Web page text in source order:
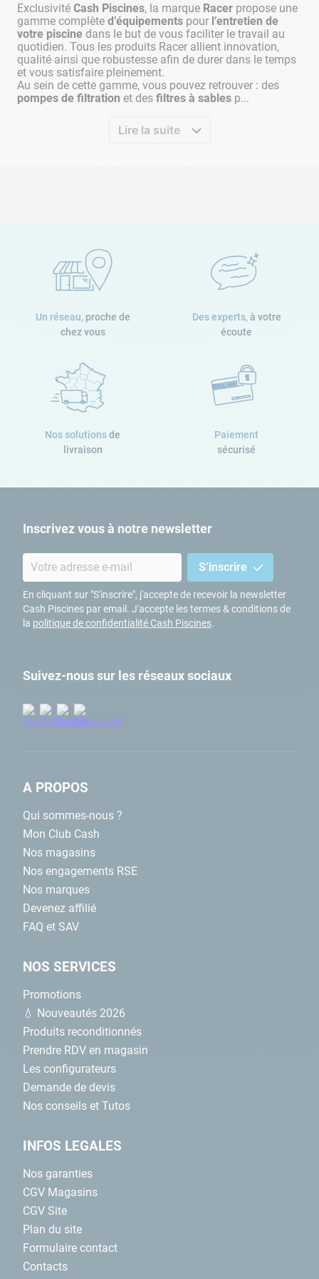
sur “ON” à 08h00, la pompe fonctionnera durant 2 heures sur
une période de 24 heures (la lumière ‘’2h’’ clignotera, jusqu’à
ce que la pompe s’arrête). La pompe se remettra en marche à
08h00, pendant deux heures, le jour suivant.
pendant 3 secondes (le signal “Indicateur Cycle Unique”
pompe fonctionnera pendant 2h, puis s’arrêtera jusqu’à ce
que la pompe soit de nouveau mise en marche.
La pompe peut fonctionner dans un environnement de
maximum 40 degrés
. Lorsque votre pompe est dans un
coffre, nous vous conseillons de
créer une ventilation
ou de laisser ce dernier
chaleurs.
Exclusivité Cash Piscines, la marque Racer propose une
gamme complète d’équipements pour l’entretien de
votre piscine dans le but de vous faciliter le travail au
quotidien. Tous les produits Racer allient innovation,
qualité ainsi que robustesse afin de durer dans le temps
et vous satisfaire pleinement.
Au sein de cette gamme, vous pouvez retrouver : des
pompes de filtration et des filtres à sables p...
Lire la suite
Un réseau, proche de
chez vous
Des experts, à votre
écoute
Nos solutionsde
livraison
Paiement
sécurisé
Inscrivez vous à notre newsletter
S’inscrire
En cliquant sur "S'inscrire", j'accepte de recevoir la newsletter
Cash Piscines par email. J'accepte les termes & conditions de
la politique de confidentialité Cash Piscines.
Suivez-nous sur les réseaux sociaux
A PROPOS
Qui sommes-nous ?
Mon Club Cash
Nos magasins
Nos engagements RSE
Nos marques
Devenez affilié
FAQ et SAV
NOS SERVICES
Promotions
💧 Nouveautés 2026
Produits reconditionnés
Prendre RDV en magasin
Les configurateurs
Demande de devis
Nos conseils et Tutos
INFOS LEGALES
Nos garanties
CGV Magasins
CGV Site
Plan du site
Formulaire contact
Contacts